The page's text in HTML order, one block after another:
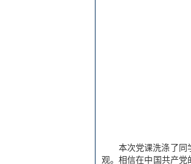
本次党课洗涤了同
观。相信在中国共产